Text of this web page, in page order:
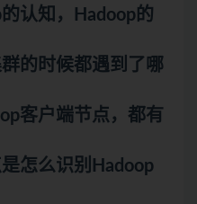
认知，Hadoop的
的时候都遇到了哪
客户端节点，都有
怎么识别Hadoop